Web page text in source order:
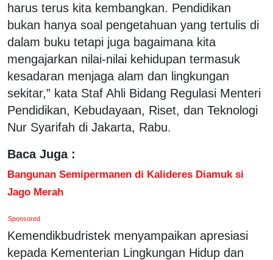
harus terus kita kembangkan. Pendidikan
bukan hanya soal pengetahuan yang tertulis di
dalam buku tetapi juga bagaimana kita
mengajarkan nilai-nilai kehidupan termasuk
kesadaran menjaga alam dan lingkungan
sekitar,” kata Staf Ahli Bidang Regulasi Menteri
Pendidikan, Kebudayaan, Riset, dan Teknologi
Nur Syarifah di Jakarta, Rabu.
Baca Juga :
Bangunan Semipermanen di Kalideres Diamuk si
Jago Merah
Sponsored
Kemendikbudristek menyampaikan apresiasi
kepada Kementerian Lingkungan Hidup dan